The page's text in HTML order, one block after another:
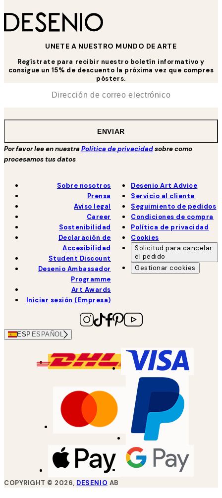
UNETE A NUESTRO MUNDO DE ARTE
Regístrate para recibir nuestro boletín informativo y
consigue un 15% de descuento la próxima vez que compres
pósters.
ENVIAR
Por favor lee en nuestraPolítica de privacidadsobre como
procesamos tus datos
Sobre nosotros
Prensa
Aviso legal
Career
Sostenibilidad
Declaración de
Accesibilidad
Student Discount
Desenio Ambassador
Programme
Art Awards
Iniciar sesión (Empresa)
Desenio Art Advice
Servicio al cliente
Seguimiento de pedidos
Condiciones de compra
Política de privacidad
Cookies
Solicitud para cancelar
el pedido
Gestionar cookies
ESP ESPAÑOL
COPYRIGHT © 2026, DESENIO AB